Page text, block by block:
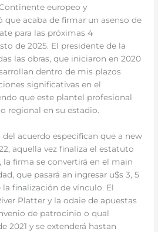
europeo y
que acaba de firmar un asenso de
para las próximas 4
de 2025. El presidente de la
las obras, que iniciaron en 2020
dentro de mis plazos
significativas en el
que este plantel profesional
regional en su estadio.
del acuerdo especifican que a new
aquella vez finaliza el estatuto
la firma se convertirá en el main
que pasará an ingresar u$s 3, 5
finalización de vínculo. El
Platter y la odaie de apuestas
de patrocinio o qual
2021 y se extenderá hastan